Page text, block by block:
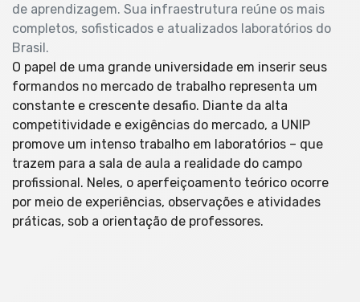
de aprendizagem. Sua infraestrutura reúne os mais
completos, sofisticados e atualizados laboratórios do
Brasil.
O papel de uma grande universidade em inserir seus
formandos no mercado de trabalho representa um
constante e crescente desafio. Diante da alta
competitividade e exigências do mercado, a UNIP
promove um intenso trabalho em laboratórios – que
trazem para a sala de aula a realidade do campo
profissional. Neles, o aperfeiçoamento teórico ocorre
por meio de experiências, observações e atividades
práticas, sob a orientação de professores.